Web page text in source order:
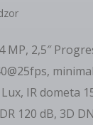
MP, 2,5″
IR dometa
120 dB, 3D